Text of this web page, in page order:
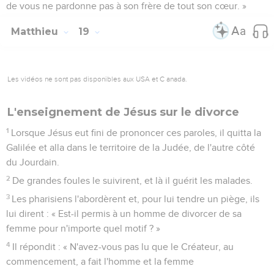
de vous ne pardonne pas à son frère de tout son cœur. »
Matthieu 19
Les vidéos ne sont pas disponibles aux USA et C anada.
L'enseignement de Jésus sur le divorce
1 Lorsque Jésus eut fini de prononcer ces paroles, il quitta la
Galilée et alla dans le territoire de la Judée, de l'autre côté
du Jourdain.
2 De grandes foules le suivirent, et là il guérit les malades.
3 Les pharisiens l'abordèrent et, pour lui tendre un piège, ils
lui dirent : « Est-il permis à un homme de divorcer de sa
femme pour n'importe quel motif ? »
4 Il répondit : « N'avez-vous pas lu que le Créateur, au
commencement, a fait l'homme et la femme